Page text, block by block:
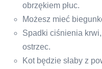
obrzękiem płuc.
Możesz mieć
Spadki ciśnienia
ostrzec.
Kot będzie słaby z